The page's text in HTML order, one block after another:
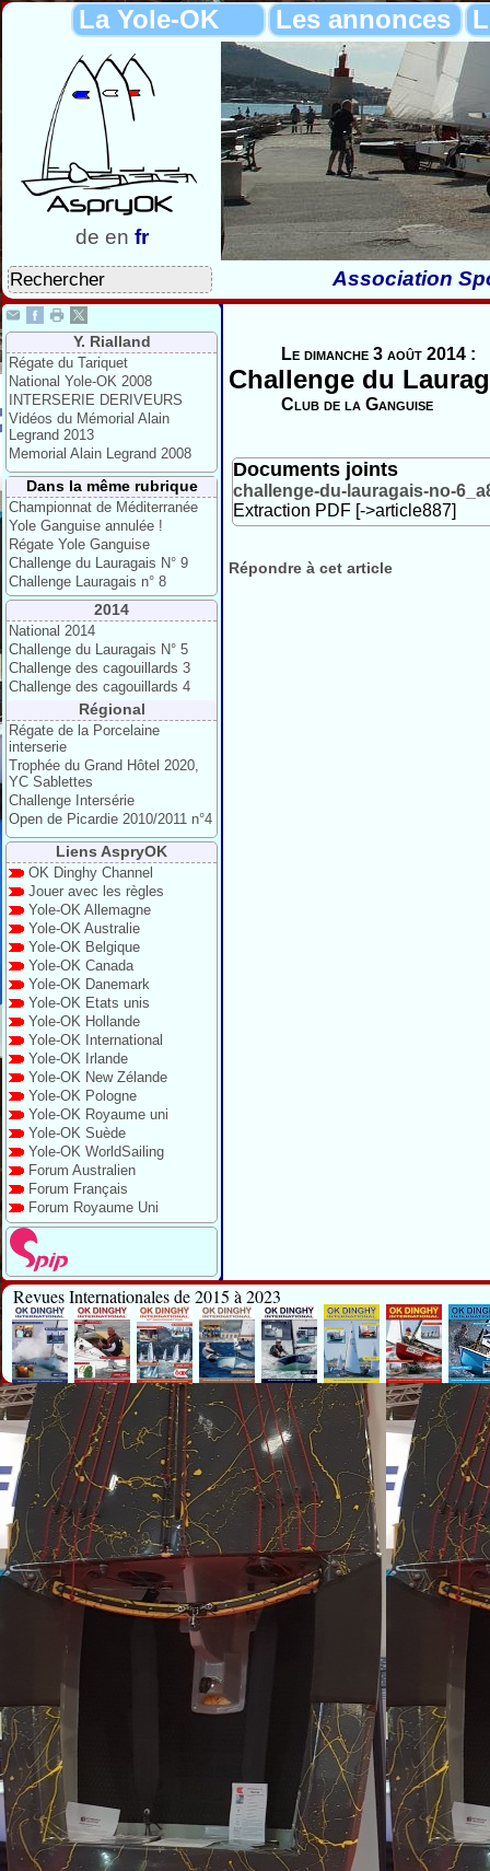
La Yole-OK Les annonces
de en fr
Association
Y. Rialland
Régate du Tariquet
National Yole-OK 2008
INTERSERIE DERIVEURS
Vidéos du Mémorial Alain
Legrand 2013
Memorial Alain Legrand 2008
Dans la même rubrique
Championnat de Méditerranée
Yole Ganguise annulée !
Régate Yole Ganguise
Challenge du Lauragais N° 9
Challenge Lauragais n° 8
2014
National 2014
Challenge du Lauragais N° 5
Challenge des cagouillards 3
Challenge des cagouillards 4
Régional
Régate de la Porcelaine
interserie
Trophée du Grand Hôtel 2020,
YC Sablettes
Challenge Intersérie
Open de Picardie 2010/2011 n°4
Liens AspryOK
OK Dinghy Channel
Jouer avec les règles
Yole-OK Allemagne
Yole-OK Australie
Yole-OK Belgique
Yole-OK Canada
Yole-OK Danemark
Yole-OK Etats unis
Yole-OK Hollande
Yole-OK International
Yole-OK Irlande
Yole-OK New Zélande
Yole-OK Pologne
Yole-OK Royaume uni
Yole-OK Suède
Yole-OK WorldSailing
Forum Australien
Forum Français
Forum Royaume Uni
Le dimanche 3 août 2014 :
Challenge du
Club de la Ganguise
Documents joints
challenge-du-lauragais-no-
Extraction PDF [->article887]
Répondre à cet article
Revues Internationales de 2015 à 2023